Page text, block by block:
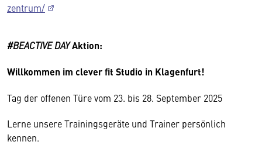
zentrum/
#BEACTIVE DAYAktion:
Willkommen im clever fit Studio in Klagenfurt!
Tag der offenen Türe vom 23. bis 28. September 2025
Lerne unsere Trainingsgeräte und Trainer persönlich
kennen.